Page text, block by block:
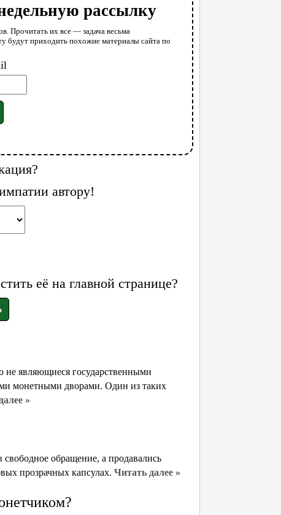
рассылку
Прочитать их все — задача весьма
будут приходить похожие материалы сайта по
автору!
её на главной странице?
являющиеся государственными
монетными дворами. Один из таких
»
обращение, а продавались
прозрачных капсулах. Читать далее »